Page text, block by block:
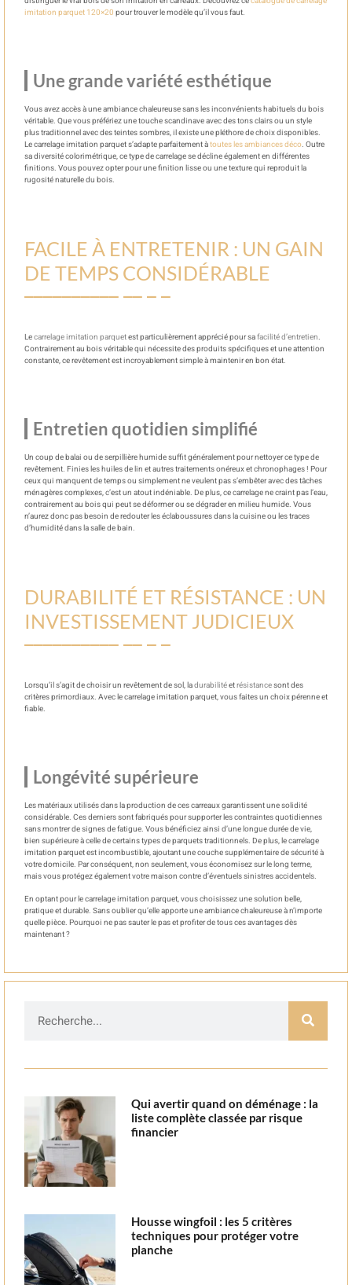
imitation parquet 120×20 pour trouver le modèle qu’il vous faut.
Une grande variété esthétique
Vous avez accès à une ambiance chaleureuse sans les inconvénients habituels du bois
véritable. Que vous préfériez une touche scandinave avec des tons clairs ou un style
plus traditionnel avec des teintes sombres, il existe une pléthore de choix disponibles.
Le carrelage imitation parquet s’adapte parfaitement àtoutes les ambiances déco. Outre
sa diversité colorimétrique, ce type de carrelage se décline également en différentes
finitions. Vous pouvez opter pour une finition lisse ou une texture qui reproduit la
rugosité naturelle du bois.
FACILE À ENTRETENIR : UN GAIN
DE TEMPS CONSIDÉRABLE
Lecarrelage imitation parquetest particulièrement apprécié pour safacilité d’entretien.
Contrairement au bois véritable qui nécessite des produits spécifiques et une attention
constante, ce revêtement est incroyablement simple à maintenir en bon état.
Entretien quotidien simplifié
Un coup de balai ou de serpillière humide suffit généralement pour nettoyer ce type de
revêtement. Finies les huiles de lin et autres traitements onéreux et chronophages ! Pour
ceux qui manquent de temps ou simplement ne veulent pas s’embêter avec des tâches
ménagères complexes, c’est un atout indéniable. De plus, ce carrelage ne craint pas l’eau,
contrairement au bois qui peut se déformer ou se dégrader en milieu humide. Vous
n’aurez donc pas besoin de redouter les éclaboussures dans la cuisine ou les traces
d’humidité dans la salle de bain.
DURABILITÉ ET RÉSISTANCE : UN
INVESTISSEMENT JUDICIEUX
Lorsqu’il s’agit de choisir un revêtement de sol, ladurabilitéetrésistancesont des
critères primordiaux. Avec le carrelage imitation parquet, vous faites un choix pérenne et
fiable.
Longévité supérieure
Les matériaux utilisés dans la production de ces carreaux garantissent une solidité
considérable. Ces derniers sont fabriqués pour supporter les contraintes quotidiennes
sans montrer de signes de fatigue. Vous bénéficiez ainsi d’une longue durée de vie,
bien supérieure à celle de certains types de parquets traditionnels. De plus, le carrelage
imitation parquet est incombustible, ajoutant une couche supplémentaire de sécurité à
votre domicile. Par conséquent, non seulement, vous économisez sur le long terme,
mais vous protégez également votre maison contre d’éventuels sinistres accidentels.
En optant pour le carrelage imitation parquet, vous choisissez une solution belle,
pratique et durable. Sans oublier qu’elle apporte une ambiance chaleureuse à n’importe
quelle pièce. Pourquoi ne pas sauter le pas et profiter de tous ces avantages dès
maintenant ?
Qui avertir quand on déménage : la
liste complète classée par risque
financier
Housse wingfoil : les 5 critères
techniques pour protéger votre
planche